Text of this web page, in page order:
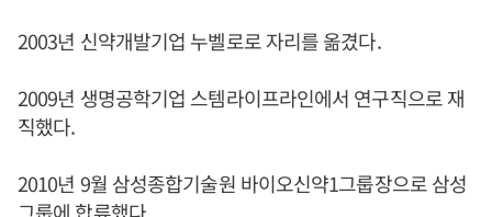
2003년 신약개발기업 누벨로로 자리를 옮겼다.
2009년 생명공학기업 스템라이프라인에서 연구직으로 재
직했다.
2010년 9월 삼성종합기술원 바이오신약1그룹장으로 삼성